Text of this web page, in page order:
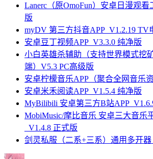
Lanerc（原OmoFun）安卓日漫观看
版
myDV 第三方抖音APP_V1.2.19 TV
安卓豆丁视频APP_V3.3.0 纯净版
小白英雄杀辅助（支持世界模式挖
端）V5.3 PC高级版
安卓柠檬音乐APP（聚合全网音乐
安卓米禾阅读APP_V1.5.4 纯净版
MyBilibili 安卓第三方B站
MobiMusic/摩比音乐 安卓三大音乐
_V1.4.8 正式版
剑灵私服（二系+三系）通用多开器